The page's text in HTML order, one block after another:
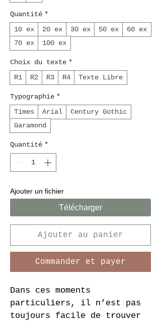
Quantité *
10 ex
20 ex 30 ex 50 ex
60 ex
70 ex
100 ex
Choix du texte *
R1
R2 R3 R4 Texte Libre
Typographie *
Times
Arial
Century Gothic
Garamond
Quantité *
Ajouter un fichier
Télécharger
Ajouter au panier
Commander et payer
Dans ces moments
particuliers, il n’est pas
toujours facile de trouver